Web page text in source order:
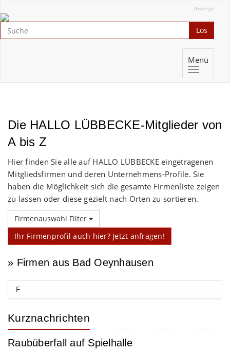
Anzeige
Los
Menü
Die HALLO LÜBBECKE-Mitglieder von
A bis Z
Hier finden Sie alle auf HALLO LÜBBECKE eingetragenen
Mitgliedsfirmen und deren Unternehmens-Profile. Sie
haben die Möglichkeit sich die gesamte Firmenliste zeigen
zu lassen oder diese gezielt nach Orten zu sortieren.
Firmenauswahl Filter
Ihr Firmenprofil auch hier? Jetzt anfragen!
» Firmen aus Bad Oeynhausen
F
Kurznachrichten
Raubüberfall auf Spielhalle